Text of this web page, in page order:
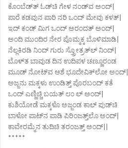
ಕೊಂಬೆಡ್‌ತ್ ಓಡ್‌ಚಿ ಗೇಳ ನಂಡ್‌ವ ಅಂದ್|
ಪಾರೆ ಕಡವುನ ಪಾರಿ ನರಿ ಒಂದ್ ಮೇವು ಕಳತ್|
ಇದ್ ಕಂಡ್ ಮಿಗ ಒಂದ್ ಅರಂದತ್ ಅಂದ್|
ಅಂದಿ ಮುಂದಿರ ನೇರ ಪೊಮ್ಮಕ್ಕ ಬೊಳಿಮಾಡಿ|
ನೆಲ್ಲಕಿರಡಿ ನಿಂದ್ ಗುರು ಸ್ತ್ರೋತ್ರತ್‌ಲ್ ನಿಂದ್|
ಬೊಳ್‌ತ ಬಾವುಡ ದಿನ ಉದಿಪಳ ಚಣ್ಣೂರಂಡ
ಮೂಡ್ ನೋಟ್‌ವ ಆಶೆ ಭೂದೇವಿಕ್‌ಲೋ ಅಂದ್|
ಅಜ್ಜನು ಮಕ್ಕಳು ಉಂಡಿತ್ತ್ ಪೊರಬಂದ್ ಕತೆ
ಒಂದ್ ಎಣ್ಣಿಚ್ಚಿ ಬಯತ್ ೮೦ ಲ್ ಅಂದ್|
ಕುಶಿಯೋಡೆ ಮಕ್ಕಳೊ ಅಜ್ಜಂಡ ಕಾಲ್ ಪುಡ್‌ಚಿ
ಬಾಳೋ ಪಾಟ್‌ನ ಪಾಡಿ ಪಿರಿಂಜತ್ತ್‌ಲೊ ಅಂದ್|
ಕಾವೇರಮ್ಮೆನ ತುದಿಚಿ ತರಂಜತ್ತ್ ಅಂದ್||
*****